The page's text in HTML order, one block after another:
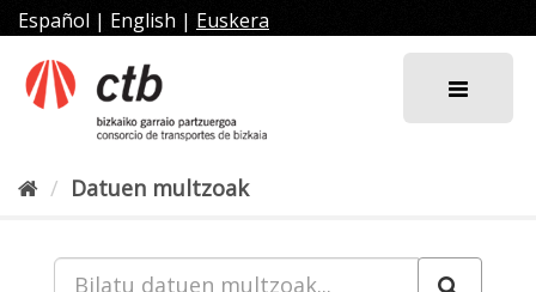
Joan
edukira
Español | English | Euskera
Datuen multzoak